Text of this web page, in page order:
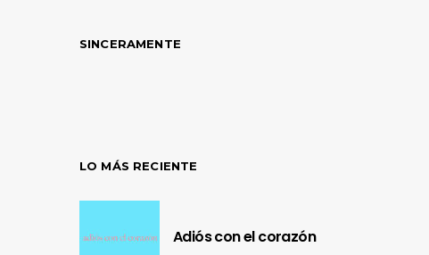
SINCERAMENTE
LO MÁS RECIENTE
Adiós con el corazón